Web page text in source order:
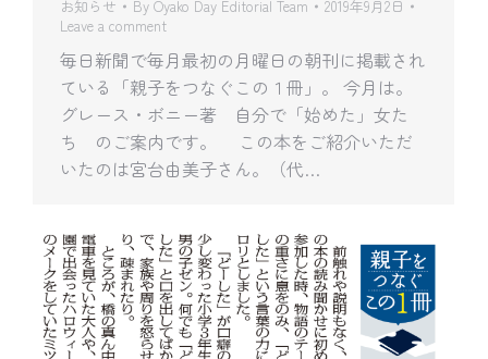
お知らせ By Oyako Day Editorial Team
2019年9月2日
Leave a comment
毎日新聞で毎月最初の月曜日の朝刊に掲載され
ている「親子をつなぐこの１冊」。 今月は。
グレース・ボニー著 自分で「始めた」女た
ち のご案内です。 この本をご紹介いただ
いたのは宮台由美子さん。（代…